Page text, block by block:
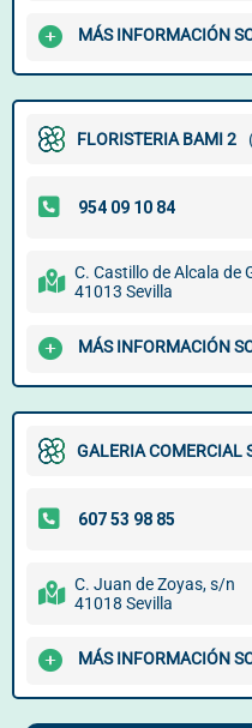
MÁS INFORMACIÓN
FLORISTERIA BAMI 2
C. Castillo de Alcala de
41013 Sevilla
MÁS INFORMACIÓN
GALERIA COMERCIAL
C. Juan de Zoyas, s/n
41018 Sevilla
MÁS INFORMACIÓN